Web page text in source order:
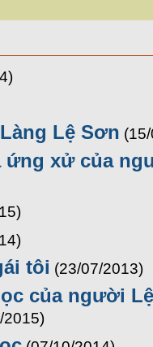
Lệ Sơn
ứng xử của
tôi (23/07/2013)
của người
2015)